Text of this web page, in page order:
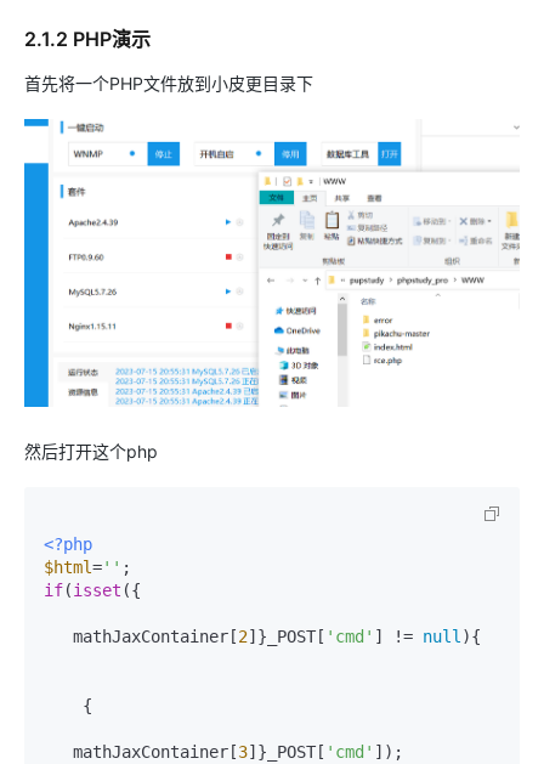
2.1.2 PHP演示
首先将一个PHP文件放到小皮更目录下
然后打开这个php
<?php
$html=''
if(isset ({
   mathJaxContainer[
2]}_POST[ 'cmd' ] != null){
   mathJaxContainer[
3]}_POST[ 'cmd' ]);